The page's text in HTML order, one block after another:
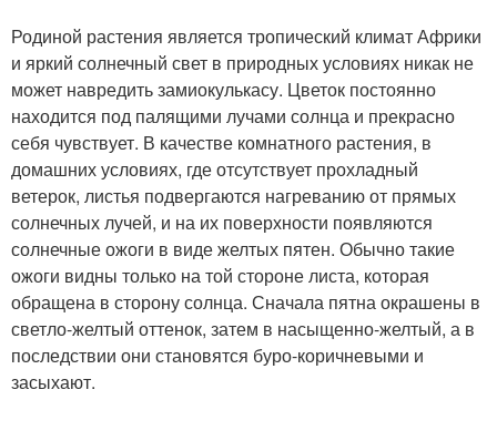
Родиной растения является тропический климат Африки
и яркий солнечный свет в природных условиях никак не
может навредить замиокулькасу. Цветок постоянно
находится под палящими лучами солнца и прекрасно
себя чувствует. В качестве комнатного растения, в
домашних условиях, где отсутствует прохладный
ветерок, листья подвергаются нагреванию от прямых
солнечных лучей, и на их поверхности появляются
солнечные ожоги в виде желтых пятен. Обычно такие
ожоги видны только на той стороне листа, которая
обращена в сторону солнца. Сначала пятна окрашены в
светло-желтый оттенок, затем в насыщенно-желтый, а в
последствии они становятся буро-коричневыми и
засыхают.